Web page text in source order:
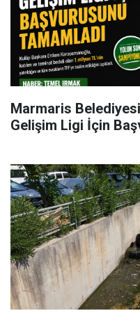
Marmaris
Gelişim Ligi İçin